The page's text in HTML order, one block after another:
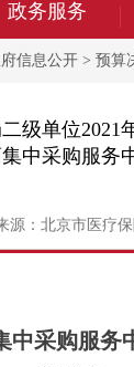
政务服务
信息公开 > 预算
级单位2021
中采购服务
：北京市医疗
中采购服务